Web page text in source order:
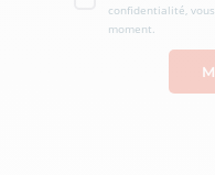
confidentialité,
moment.